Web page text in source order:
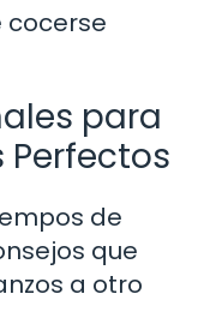
cocerse
para
Perfectos
de
que
a otro